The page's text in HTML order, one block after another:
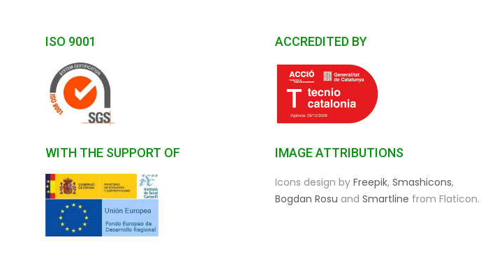
ISO 9001
WITH THE SUPPORT OF
ACCREDITED BY
IMAGE ATTRIBUTIONS
Icons design by Freepik, Smashicons,
Bogdan Rosu and Smartline from Flaticon.